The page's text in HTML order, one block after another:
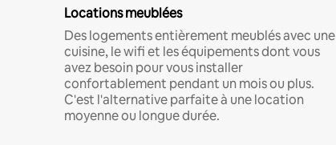
Locations meublées
Des logements entièrement meublés avec une
cuisine, le wifi et les équipements dont vous
avez besoin pour vous installer
confortablement pendant un mois ou plus.
C'est l'alternative parfaite à une location
moyenne ou longue durée.